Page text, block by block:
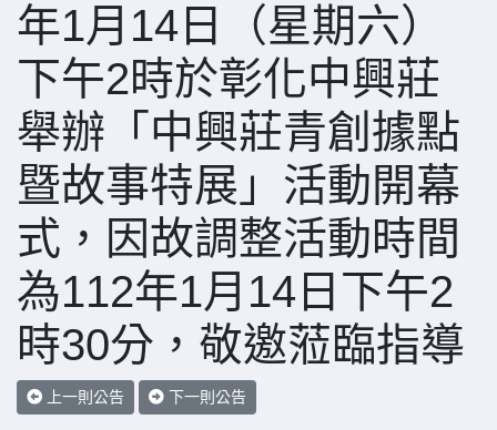
年1月14日（星期六）
下午2時於彰化中興莊
舉辦「中興莊青創據點
暨故事特展」活動開幕
式，因故調整活動時間
為112年1月14日下午2
時30分，敬邀蒞臨指導
上一則公告 下一則公告